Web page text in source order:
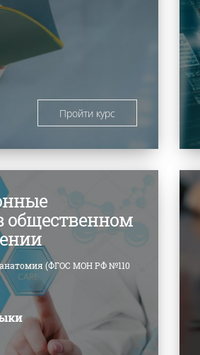
Пройти курс
общественном
анатомия (ФГОС МОН РФ №110